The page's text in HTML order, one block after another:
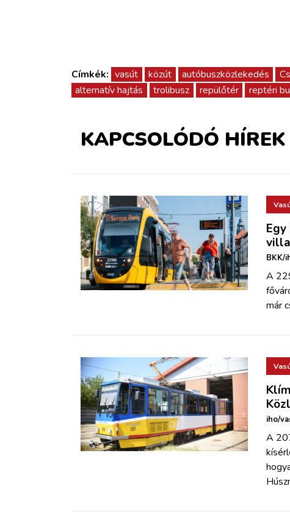
Címkék: vasút közút autóbuszközlekedés
alternatív hajtás
trolibusz repülőtér reptéri
KAPCSOLÓDÓ HÍREK
BKK/
A
már
iho/
A